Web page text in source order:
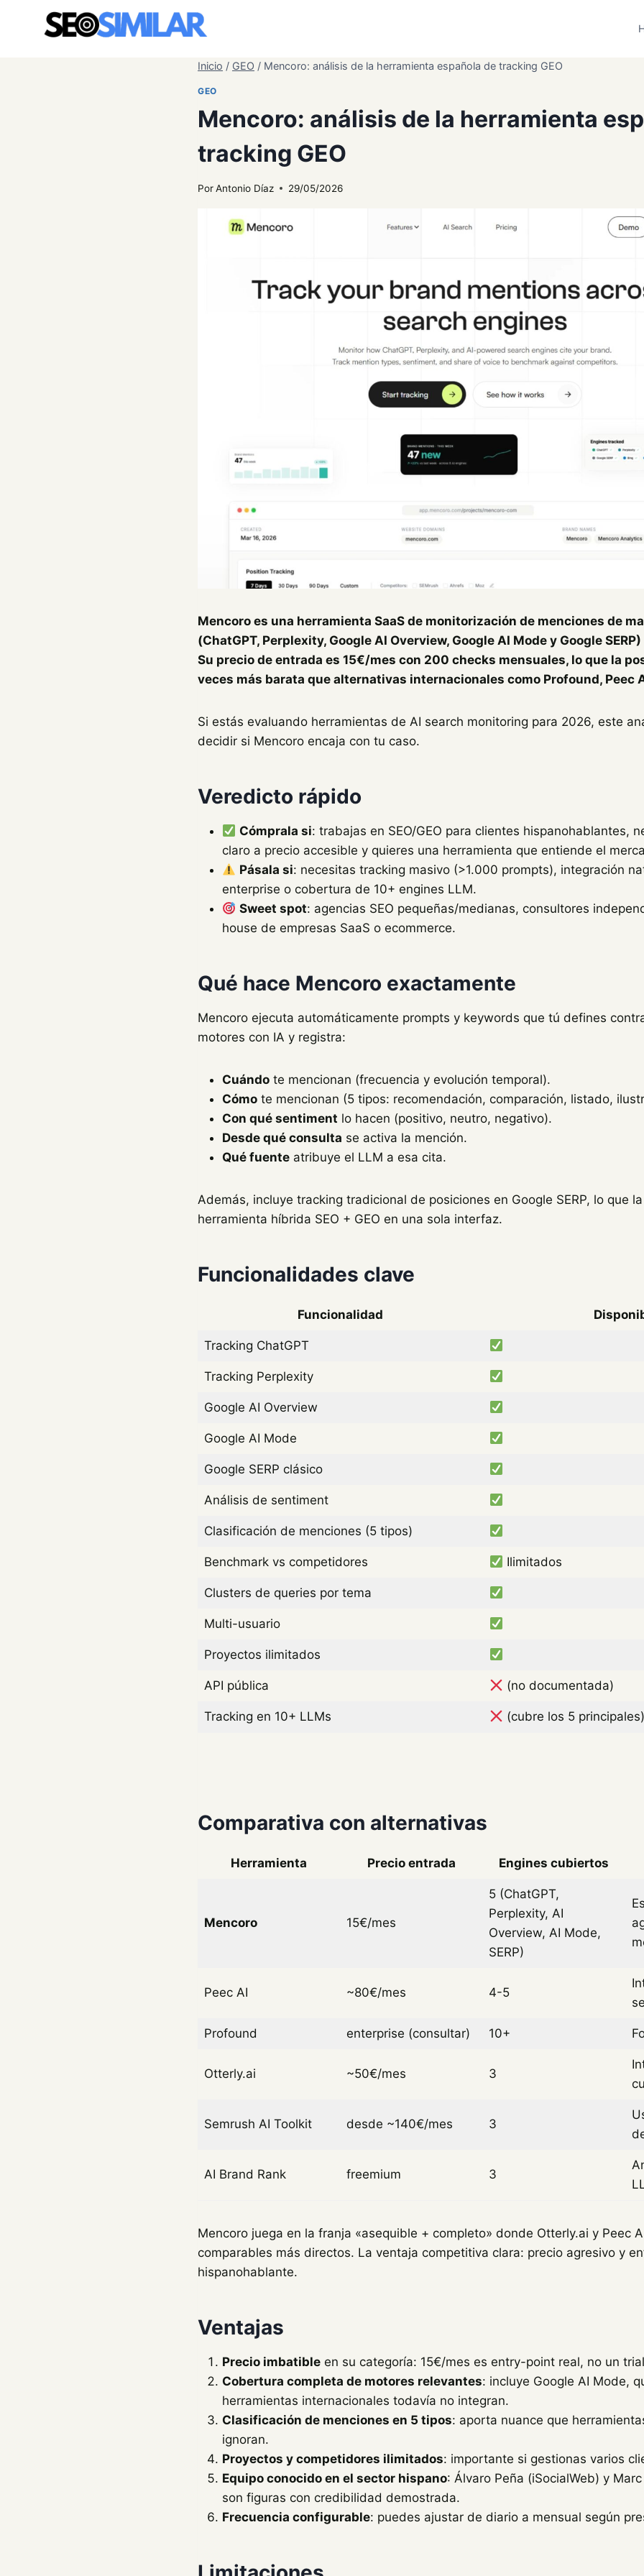
Inicio / GEO / Mencoro: análisis de la herramienta española de tracking GEO
GEO
Mencoro: análisis de la herramienta
tracking GEO
PorAntonio Díaz 29/05/2026
Mencoro es una herramienta SaaS de monitorización de menciones de
(ChatGPT, Perplexity, Google AI Overview, Google AI Mode y Google
Su precio de entrada es 15€/mes con 200 checks mensuales, lo que la
veces más barata que alternativas internacionales como Profound, Peec
Si estás evaluando herramientas de AI search monitoring para 2026, este
decidir si Mencoro encaja con tu caso.
Veredicto rápido
Cómprala si: trabajas en SEO/GEO para clientes hispanohablantes,
claro a precio accesible y quieres una herramienta que entiende el
Pásala si: necesitas tracking masivo (>1.000 prompts), integración
enterprise o cobertura de 10+ engines LLM.
Sweet spot: agencias SEO pequeñas/medianas, consultores
house de empresas SaaS o ecommerce.
Qué hace Mencoro exactamente
Mencoro ejecuta automáticamente prompts y keywords que tú defines
motores con IA y registra:
Cuándo te mencionan (frecuencia y evolución temporal).
Cómo te mencionan (5 tipos: recomendación, comparación, listado,
Con qué sentiment lo hacen (positivo, neutro, negativo).
Desde qué consulta se activa la mención.
Qué fuente atribuye el LLM a esa cita.
Además, incluye tracking tradicional de posiciones en Google SERP, lo que
herramienta híbrida SEO + GEO en una sola interfaz.
Funcionalidades clave
Funcionalidad
Tracking ChatGPT
Tracking Perplexity
Google AI Overview
Google AI Mode
Google SERP clásico
Análisis de sentiment
Clasificación de menciones (5 tipos)
Benchmark vs competidores Ilimitados
Clusters de queries por tema
Multi-usuario
Proyectos ilimitados
API pública (no documentada)
Tracking en 10+ LLMs (cubre los 5 principales)
Comparativa con alternativas
Herramienta Precio entrada Engines cubiertos
Mencoro 15€/mes
5 (ChatGPT,
Perplexity, AI
Overview, AI Mode,
SERP)
Peec AI ~80€/mes 4-5
Profound enterprise (consultar) 10+
Otterly.ai ~50€/mes 3
Semrush AI Toolkit desde ~140€/mes 3
AI Brand Rank freemium 3
Mencoro juega en la franja «asequible + completo» donde Otterly.ai y Peec
comparables más directos. La ventaja competitiva clara: precio agresivo y
hispanohablante.
Ventajas
Precio imbatible en su categoría: 15€/mes es entry-point real, no un
Cobertura completa de motores relevantes: incluye Google AI Mode,
herramientas internacionales todavía no integran.
Clasificación de menciones en 5 tipos: aporta nuance que
ignoran.
Proyectos y competidores ilimitados: importante si gestionas varios
Equipo conocido en el sector hispano: Álvaro Peña (iSocialWeb) y
son figuras con credibilidad demostrada.
Frecuencia configurable: puedes ajustar de diario a mensual según